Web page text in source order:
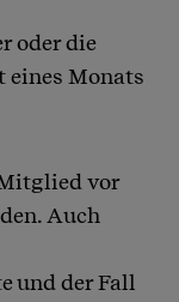
oder die
Monats
vor
Auch
und der Fall